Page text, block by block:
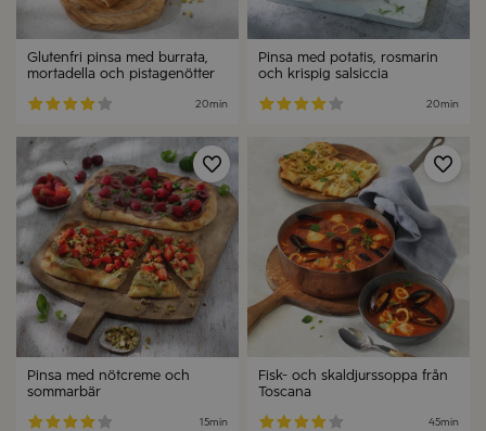
Glutenfri pinsa med burrata,
mortadella och pistagenötter
20min
Pinsa med potatis, rosmarin
och krispig salsiccia
20min
Spara
Pinsa med nötcreme och
sommarbär
15min
Fisk- och skaldjurssoppa från
Toscana
45min